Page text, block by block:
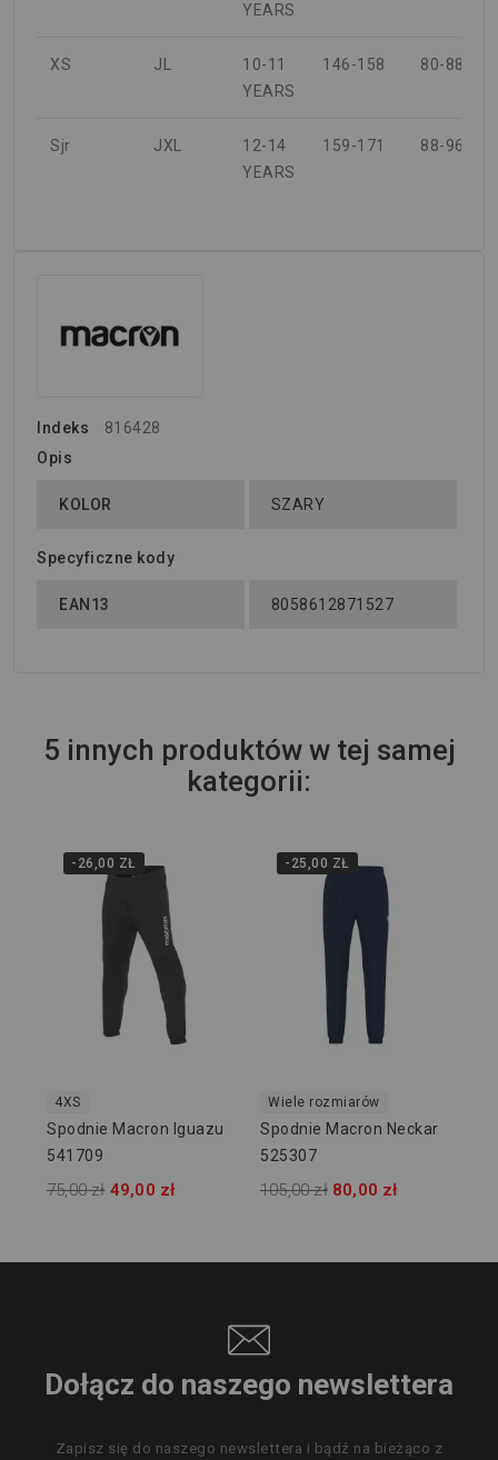
YEARS
XS JL
10-11
YEARS
146-158 80-88
Sjr JXL
12-14
YEARS
159-171 88-96
Indeks
816428
Opis
KOLOR SZARY
Specyficzne kody
EAN13 8058612871527
5 innych produktów w tej samej
kategorii:
-26,00 ZŁ
4XS
Spodnie Macron Iguazu
541709
75,00 zł 49,00 zł
-25,00 ZŁ
Wiele rozmiarów
Spodnie Macron Neckar
525307
105,00 zł 80,00 zł
Dołącz do naszego newslettera
Zapisz się do naszego newslettera i bądź na bieżąco z